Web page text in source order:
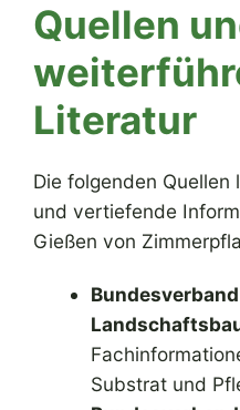
Quellen
Literatur
Die folgenden Quellen
und vertiefende
Gießen von
Substrat und